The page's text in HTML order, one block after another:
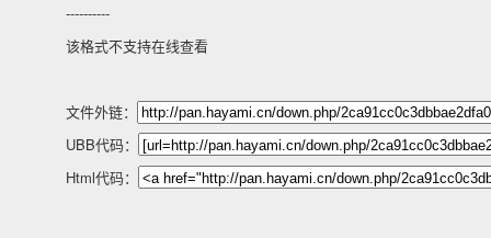
----------
该格式不支持在线查看
文件外链：
UBB代码：
Html代码：